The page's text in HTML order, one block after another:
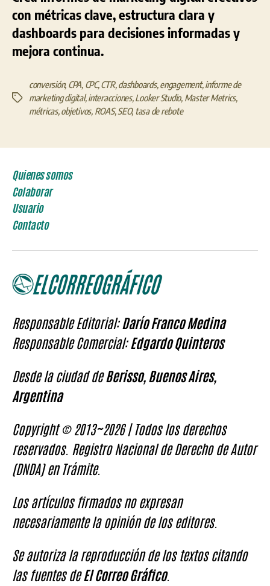
con métricas clave, estructura clara y
dashboards para decisiones informadas y
mejora continua.
Etiquetas
conversión, CPA CPC,CTR, dashboards, engagement, informe de
marketing digital,interacciones, Looker Studio, Master Metrics,
métricas, objetivos, ROAS, SEO, tasa de rebote
Quienes somos
Colaborar
Usuario
Contacto
Responsable Editorial:Darío Franco Medina
Responsable Comercial:Edgardo Quinteros
Desde la ciudad deBerisso, Buenos Aires,
Argentina
Copyright © 2013~2026 | Todos los derechos
reservados. Registro Nacional de Derecho de Autor
(DNDA) en Trámite.
Los artículos firmados no expresan
necesariamente la opinión de los editores.
Se autoriza la reproducción de los textos citando
las fuentes deEl Correo Gráfico.